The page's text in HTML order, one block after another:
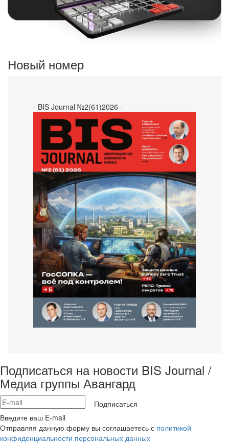
Новый номер
- BIS Journal №2(61)2026 -
Подписаться на новости BIS Journal /
Медиа группы Авангард
Подписаться
Введите ваш E-mail
Отправляя данную форму вы соглашаетесь с политикой
конфиденциальности персональных данных